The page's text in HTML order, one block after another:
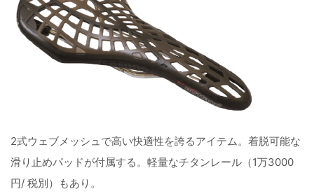
2式ウェブメッシュで高い快適性を誇るアイテム。着脱可能な
滑り止めパッドが付属する。軽量なチタンレール（1万3000
円/ 税別）もあり。